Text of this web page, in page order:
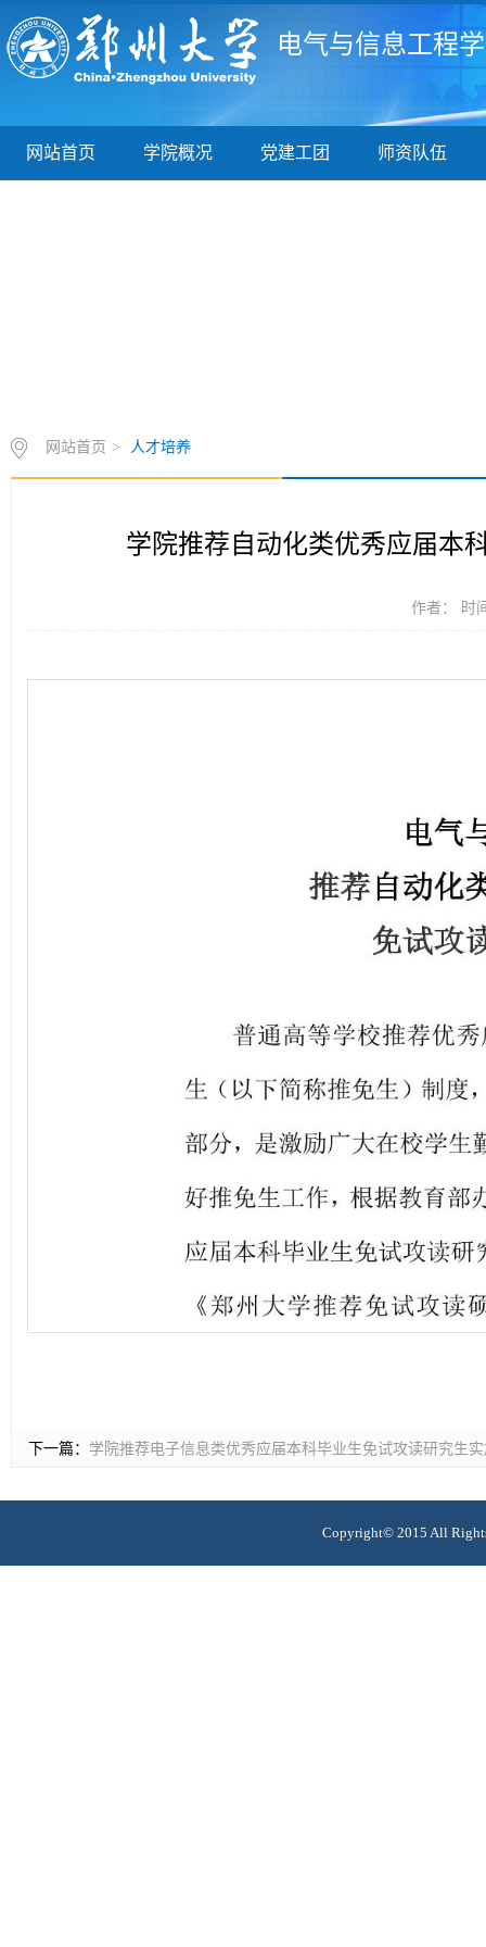
电气与信息工程
网站首页 学院概况 党建工团 师资队伍
网站首页 > 人才培养
学院推荐自动化类优秀应届本
作者： 时
下一篇： 学院推荐电子信息类优秀应届本科毕业生免试攻读研究生
Copyright© 2015 All